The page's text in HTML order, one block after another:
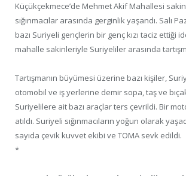
Küçükçekmece’de Mehmet Akif Mahallesi
sığınmacılar arasında gerginlik yaşandı. Salı
bazı Suriyeli gençlerin bir genç kızı taciz ettiği
mahalle sakinleriyle Suriyeliler arasında
Tartışmanın büyümesi üzerine bazı kişiler,
otomobil ve iş yerlerine demir sopa, taş ve
Suriyelilere ait bazı araçlar ters çevrildi. Bir
atıldı. Suriyeli sığınmacıların yoğun olarak
sayıda çevik kuvvet ekibi ve TOMA sevk edildi.
*